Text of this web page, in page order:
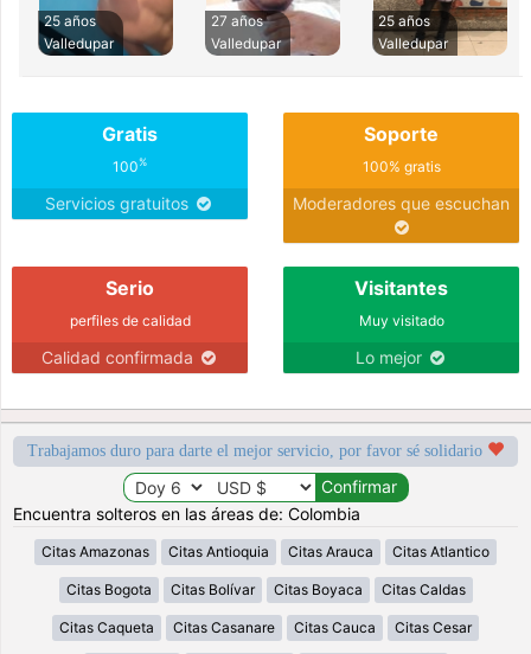
25 años
Valledupar
27 años
Valledupar
25 años
Valledupar
Gratis
100%
Servicios gratuitos
Soporte
100% gratis
Moderadores que escuchan
Serio
perfiles de calidad
Calidad confirmada
Visitantes
Muy visitado
Lo mejor
Trabajamos duro para darte el mejor servicio, por favor sé solidario
Encuentra solteros en las áreas de: Colombia
Citas Amazonas Citas Antioquia Citas Arauca Citas Atlantico
Citas Bogota Citas Bolívar Citas Boyaca Citas Caldas
Citas Caqueta Citas Casanare Citas Cauca Citas Cesar